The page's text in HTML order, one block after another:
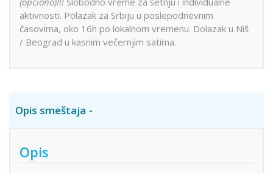
aktivnosti. Polazak za Srbiju u poslepodnevnim
časovima, oko 16h po lokalnom vremenu. Dolazak u Niš
/ Beograd u kasnim večernjim satima.
Opis smeštaja
Opis